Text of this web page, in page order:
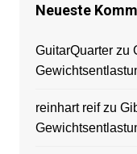
Neueste
GuitarQuarterzu
reinhart reifzu